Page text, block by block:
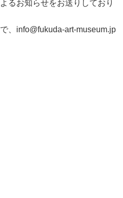
るお知らせをお送りしており
、info@fukuda-art-museum.jp